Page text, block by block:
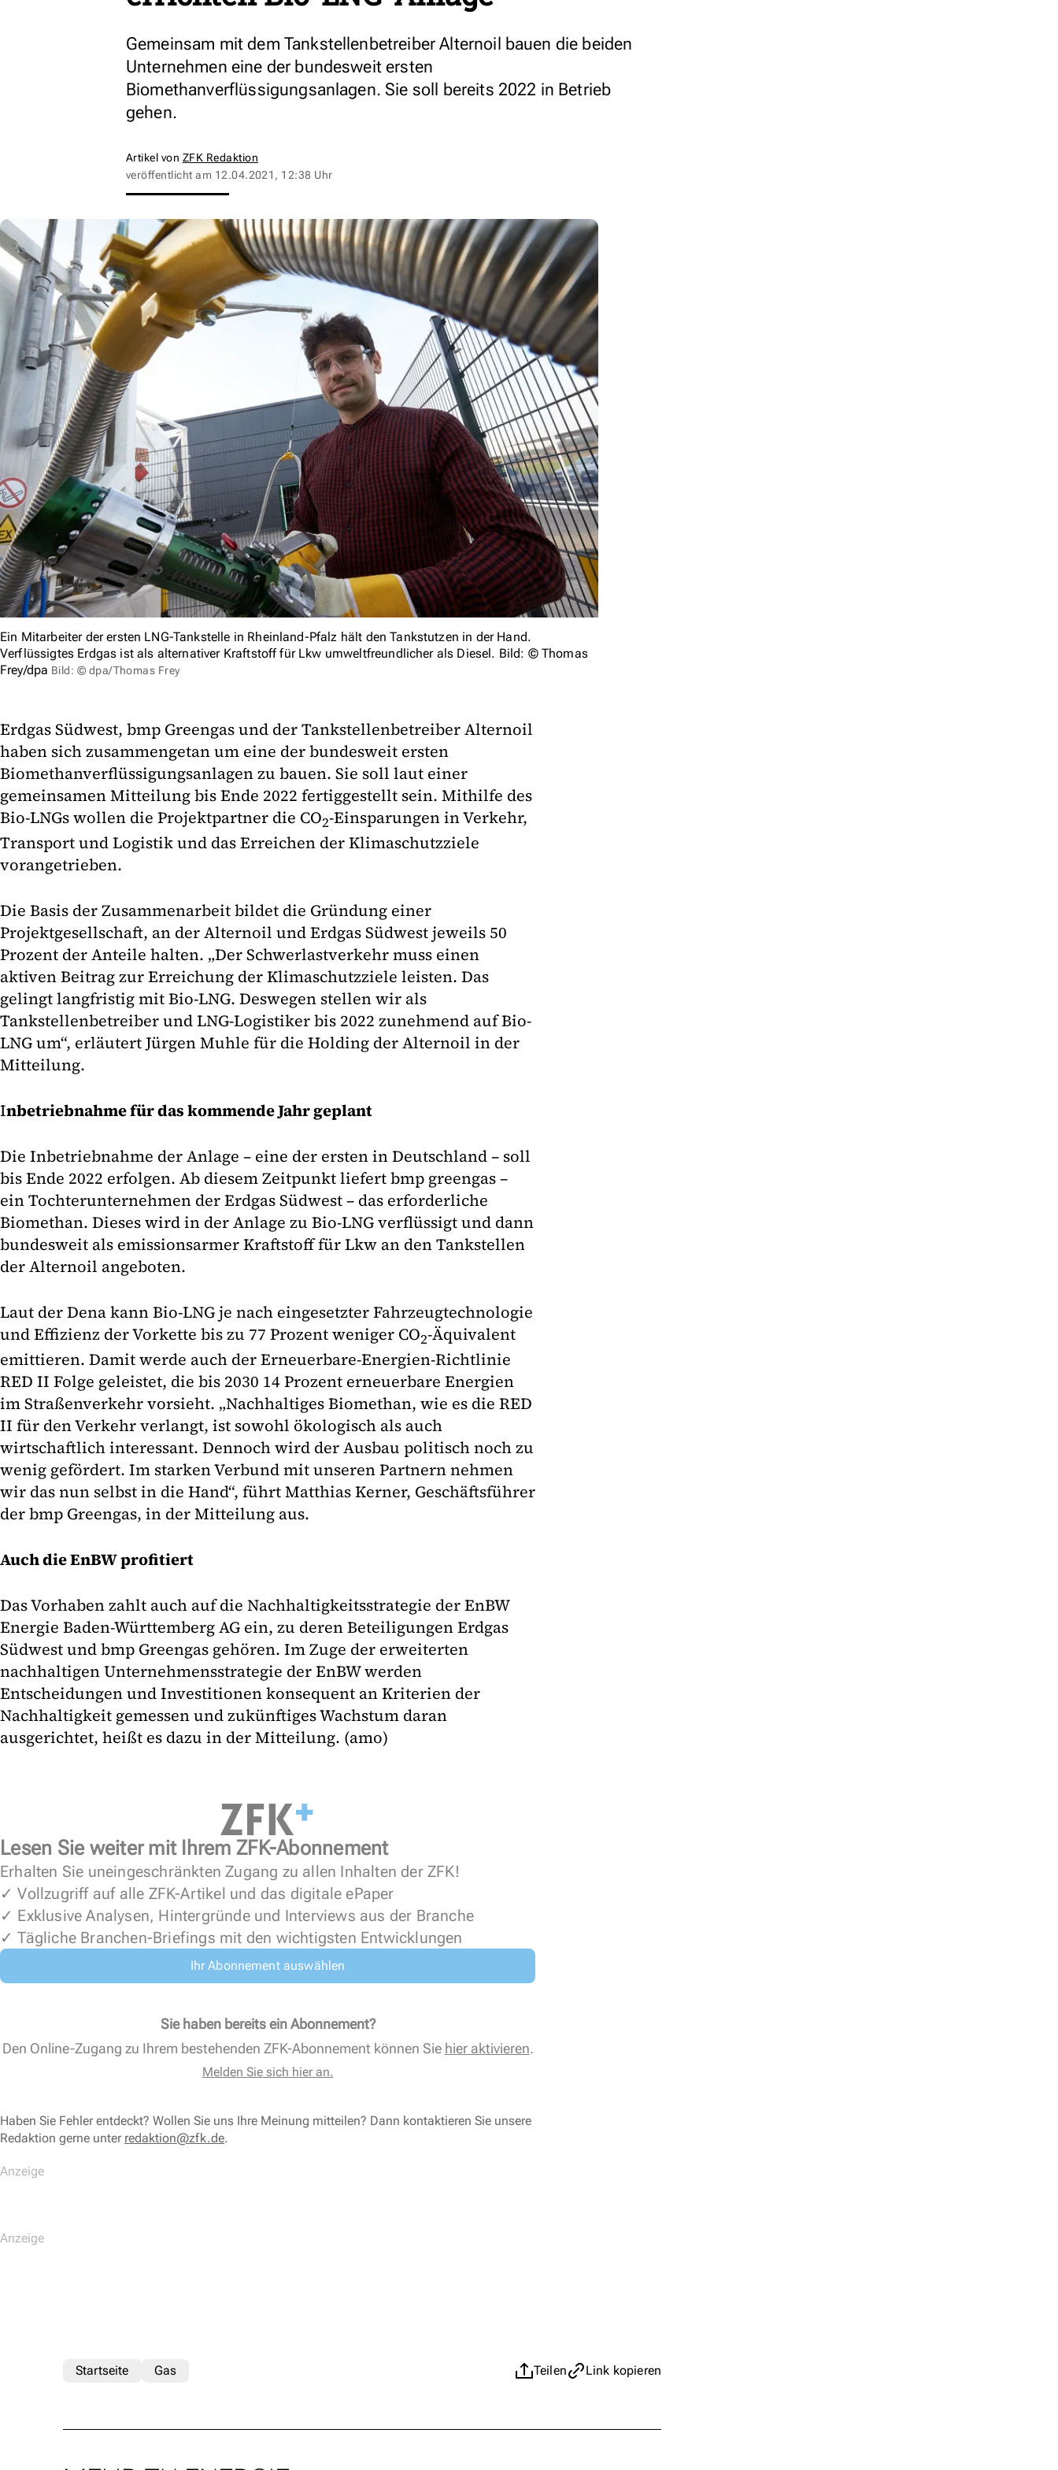
Gemeinsam mit dem Tankstellenbetreiber Alternoil bauen die beiden
Unternehmen eine der bundesweit ersten
Biomethanverflüssigungsanlagen. Sie soll bereits 2022 in Betrieb
gehen.
Artikel von ZFK Redaktion
veröffentlicht am 12.04.2021, 12:38 Uhr
Ein Mitarbeiter der ersten LNG-Tankstelle in Rheinland-Pfalz hält den Tankstutzen in der Hand.
Verflüssigtes Erdgas ist als alternativer Kraftstoff für Lkw umweltfreundlicher als Diesel. Bild: © Thomas
Frey/dpa Bild: © dpa/Thomas Frey
Erdgas Südwest, bmp Greengas und der Tankstellenbetreiber Alternoil
haben sich zusammengetan um eine der bundesweit ersten
Biomethanverflüssigungsanlagen zu bauen. Sie soll laut einer
gemeinsamen Mitteilung bis Ende 2022 fertiggestellt sein. Mithilfe des
Bio-LNGs wollen die Projektpartner die CO2-Einsparungen in Verkehr,
Transport und Logistik und das Erreichen der Klimaschutzziele
vorangetrieben.
Die Basis der Zusammenarbeit bildet die Gründung einer
Projektgesellschaft, an der Alternoil und Erdgas Südwest jeweils 50
Prozent der Anteile halten. „Der Schwerlastverkehr muss einen
aktiven Beitrag zur Erreichung der Klimaschutzziele leisten. Das
gelingt langfristig mit Bio-LNG. Deswegen stellen wir als
Tankstellenbetreiber und LNG-Logistiker bis 2022 zunehmend auf Bio-
LNG um“, erläutert Jürgen Muhle für die Holding der Alternoil in der
Mitteilung.
Inbetriebnahme für das kommende Jahr geplant
Die Inbetriebnahme der Anlage – eine der ersten in Deutschland – soll
bis Ende 2022 erfolgen. Ab diesem Zeitpunkt liefert bmp greengas –
ein Tochterunternehmen der Erdgas Südwest – das erforderliche
Biomethan. Dieses wird in der Anlage zu Bio-LNG verflüssigt und dann
bundesweit als emissionsarmer Kraftstoff für Lkw an den Tankstellen
der Alternoil angeboten.
Laut der Dena kann Bio-LNG je nach eingesetzter Fahrzeugtechnologie
und Effizienz der Vorkette bis zu 77 Prozent weniger CO2-Äquivalent
emittieren. Damit werde auch der Erneuerbare-Energien-Richtlinie
RED II Folge geleistet, die bis 2030 14 Prozent erneuerbare Energien
im Straßenverkehr vorsieht. „Nachhaltiges Biomethan, wie es die RED
II für den Verkehr verlangt, ist sowohl ökologisch als auch
wirtschaftlich interessant. Dennoch wird der Ausbau politisch noch zu
wenig gefördert. Im starken Verbund mit unseren Partnern nehmen
wir das nun selbst in die Hand“, führt Matthias Kerner, Geschäftsführer
der bmp Greengas, in der Mitteilung aus.
Auch die EnBW profitiert
Das Vorhaben zahlt auch auf die Nachhaltigkeitsstrategie der EnBW
Energie Baden-Württemberg AG ein, zu deren Beteiligungen Erdgas
Südwest und bmp Greengas gehören. Im Zuge der erweiterten
nachhaltigen Unternehmensstrategie der EnBW werden
Entscheidungen und Investitionen konsequent an Kriterien der
Nachhaltigkeit gemessen und zukünftiges Wachstum daran
ausgerichtet, heißt es dazu in der Mitteilung. (amo)
Lesen Sie weiter mit Ihrem ZFK-Abonnement
Erhalten Sie uneingeschränkten Zugang zu allen Inhalten der ZFK!
✓ Vollzugriff auf alle ZFK-Artikel und das digitale ePaper
✓ Exklusive Analysen, Hintergründe und Interviews aus der Branche
✓ Tägliche Branchen-Briefings mit den wichtigsten Entwicklungen
Ihr Abonnement auswählen
Sie haben bereits ein Abonnement?
Den Online-Zugang zu Ihrem bestehenden ZFK-Abonnement können Sie hier aktivieren.
Melden Sie sich hier an.
Haben Sie Fehler entdeckt? Wollen Sie uns Ihre Meinung mitteilen? Dann kontaktieren Sie unsere
Redaktion gerne unter redaktion@zfk.de.
Teilen Link kopieren
Startseite Gas